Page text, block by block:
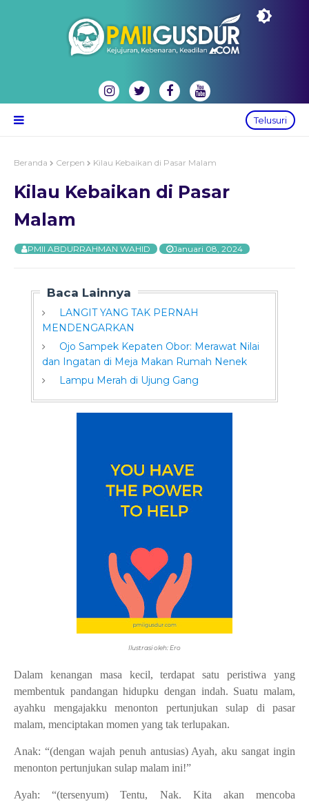
Telusuri
Beranda Cerpen Kilau Kebaikan di Pasar Malam
Kilau Kebaikan di Pasar
Malam
PMII ABDURRAHMAN WAHID Januari 08, 2024
Baca Lainnya
LANGIT YANG TAK PERNAH
MENDENGARKAN
Ojo Sampek Kepaten Obor: Merawat Nilai
dan Ingatan di Meja Makan Rumah Nenek
Lampu Merah di Ujung Gang
Ilustrasi oleh: Ero
Dalam kenangan masa kecil, terdapat satu peristiwa yang
membentuk pandangan hidupku dengan indah. Suatu malam,
ayahku mengajakku menonton pertunjukan sulap di pasar
malam, menciptakan momen yang tak terlupakan.
Anak: “(dengan wajah penuh antusias) Ayah, aku sangat ingin
menonton pertunjukan sulap malam ini!”
Ayah: “(tersenyum) Tentu, Nak. Kita akan mencoba